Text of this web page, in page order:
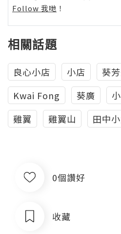
Follow 我哋 ！
相關話題
良心小店 小店
葵
Kwai Fong
葵廣
雞翼
雞翼山 田中
0個讚好
收藏